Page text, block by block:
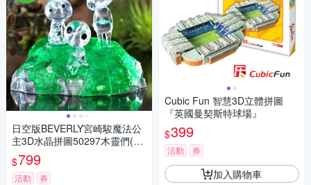
日空版BEVERLY宮崎駿魔法公
主3D水晶拼圖50297木靈們(33
片;頭可動)もののけ姫パズル擺
飾吉卜力puzzle模型公仔
$799
活動 券
Cubic Fun 智慧3D立體拼圖
『英國曼契斯特球場』
$399
活動 券
加入購物車